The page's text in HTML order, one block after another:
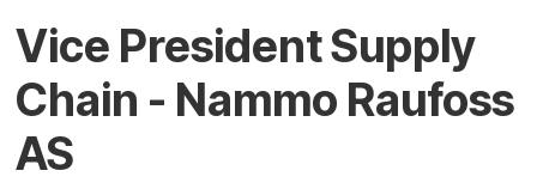
Vice President Supply
Chain - Nammo Raufoss
AS